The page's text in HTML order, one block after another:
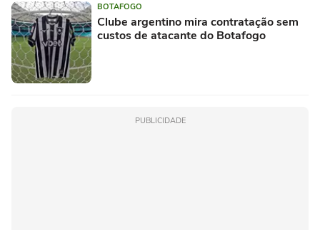
BOTAFOGO
Clube argentino mira contratação sem
custos de atacante do Botafogo
PUBLICIDADE